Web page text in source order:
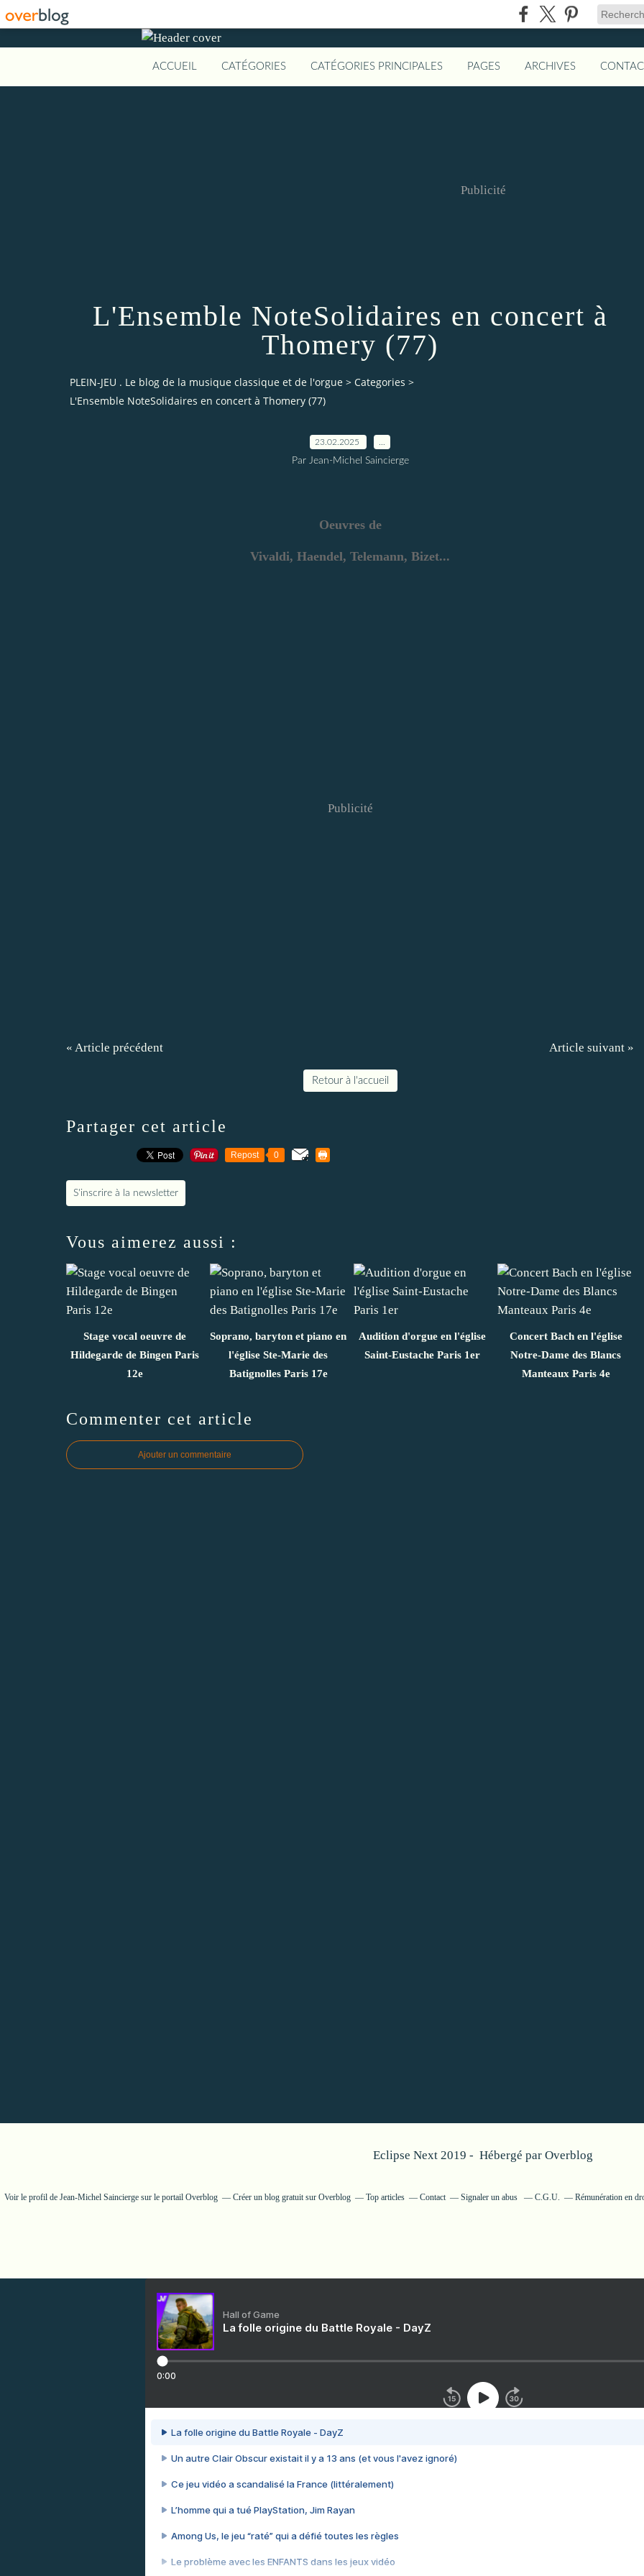
ACCUEIL CATÉGORIES CATÉGORIES PRINCIPALES PAGES ARCHIVES
Publicité
L'Ensemble NoteSolidaires en concert à
Thomery (77)
PLEIN-JEU . Le blog de la musique classique et de l'orgue > Categories >
L'Ensemble NoteSolidaires en concert à Thomery (77)
23.02.2025
Par Jean-Michel Saincierge
Oeuvres de
Vivaldi, Haendel, Telemann, Bizet...
Publicité
« Article précédent Article suivant »
Retour à l'accueil
Partager cet article
Repost 0
S'inscrire à la newsletter
Vous aimerez aussi :
Stage vocal oeuvre de
Hildegarde de Bingen Paris
12e
Soprano, baryton et piano en
l'église Ste-Marie des
Batignolles Paris 17e
Audition d'orgue en l'église
Saint-Eustache Paris 1er
Concert Bach en l'église
Notre-Dame des Blancs
Manteaux Paris 4e
Commenter cet article
Ajouter un commentaire
Eclipse Next 2019 - Hébergé par Overblog
Voir le profil de Jean-Michel Sainciergesur le portail Overblog Créer un blog gratuit sur Overblog Top articles Contact Signaler un abus C.G.U. Rémunération en
Hall of Game
La folle origine du Battle Royale - DayZ
0:00
La folle origine du Battle Royale - DayZ
Un autre Clair Obscur existait il y a 13 ans (et vous l'avez ignoré)
Ce jeu vidéo a scandalisé la France (littéralement)
L’homme qui a tué PlayStation, Jim Rayan
Among Us, le jeu “raté” qui a défié toutes les règles
Le problème avec les ENFANTS dans les jeux vidéo